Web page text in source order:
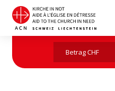
Bashar Warda, der chaldäische
Jetzt mit